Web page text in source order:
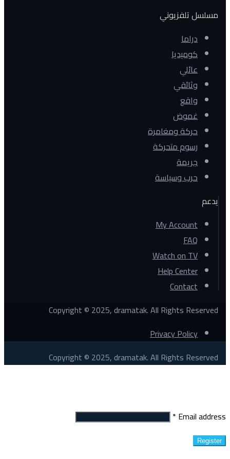
مسلسل تلفزيوني
دراما
كوميديا
عائلي
وثائقي
واقع
غموض
حركة ومغامرة
رسوم متحركة
جريمة
حرب وسياسة
يدعم
My Account
FAQ
Watch on TV
Help Center
Contact
Copyright © 2025, dramatak. All Rights Reserved
Privacy Policy
Copyright © 2025, dramatak. All Rights Reserved
Email address
*
Register